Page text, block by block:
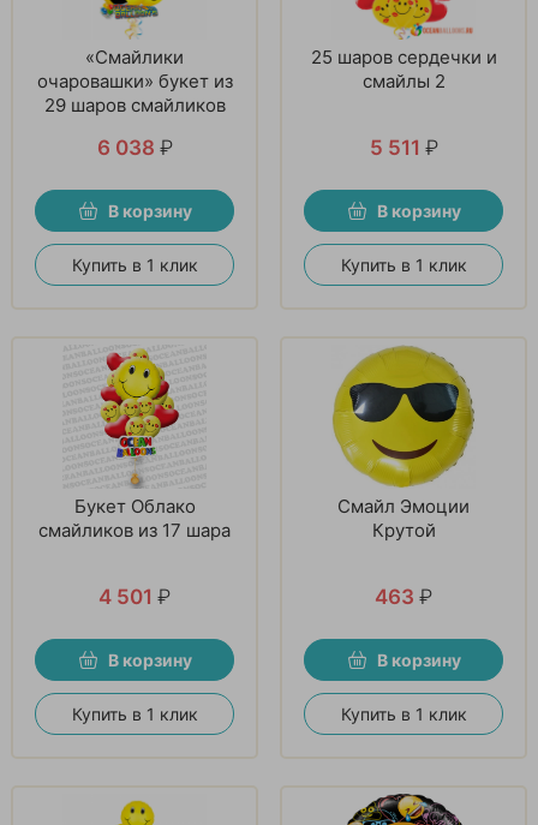
«Смайлики
очаровашки» букет из
29 шаров смайликов
6 038 ₽
В корзину
Купить в 1 клик
25 шаров сердечки и
смайлы 2
5 511 ₽
В корзину
Купить в 1 клик
Букет Облако
смайликов из 17 шара
4 501 ₽
В корзину
Купить в 1 клик
Смайл Эмоции
Крутой
463 ₽
В корзину
Купить в 1 клик